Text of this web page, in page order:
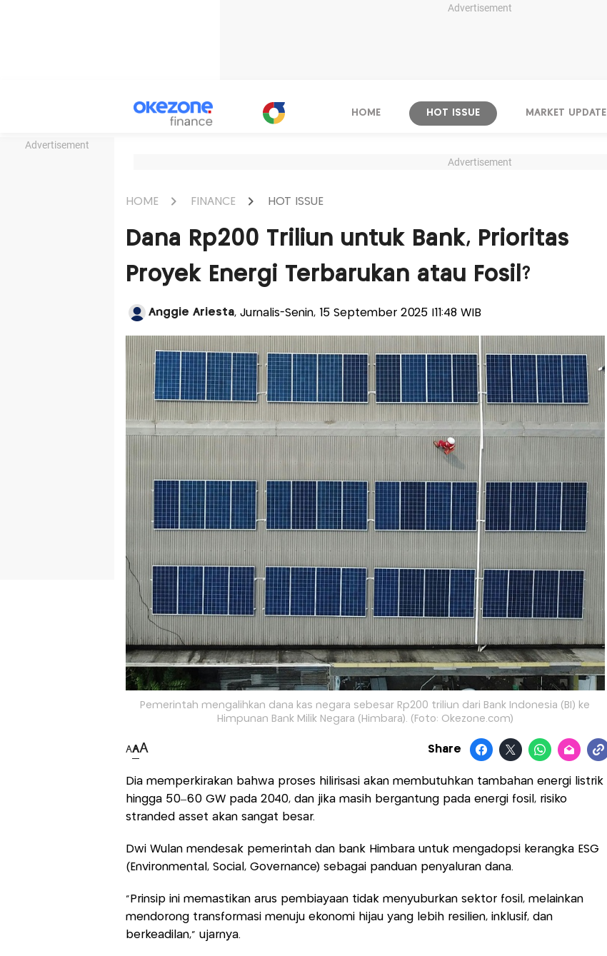
Advertisement
Advertisement
HOME HOT ISSUE MARKET UPDATE
Advertisement
HOME FINANCE HOT ISSUE
Dana Rp200 Triliun untuk Bank, Prioritas
Proyek Energi Terbarukan atau Fosil?
Anggie Ariesta, Jurnalis-Senin, 15 September 2025 |11:48 WIB
Pemerintah mengalihkan dana kas negara sebesar Rp200 triliun dari Bank Indonesia (BI) ke
Himpunan Bank Milik Negara (Himbara). (Foto: Okezone.com)
AAA Share
Dia memperkirakan bahwa proses hilirisasi akan membutuhkan tambahan energi listrik
hingga 50–60 GW pada 2040, dan jika masih bergantung pada energi fosil, risiko
stranded asset akan sangat besar.
Dwi Wulan mendesak pemerintah dan bank Himbara untuk mengadopsi kerangka ESG
(Environmental, Social, Governance) sebagai panduan penyaluran dana.
"Prinsip ini memastikan arus pembiayaan tidak menyuburkan sektor fosil, melainkan
mendorong transformasi menuju ekonomi hijau yang lebih resilien, inklusif, dan
berkeadilan," ujarnya.